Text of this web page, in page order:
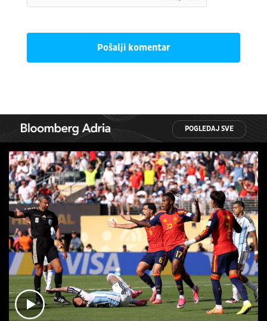
Pošalji komentar
POGLEDAJ SVE